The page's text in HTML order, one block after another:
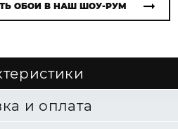
ОБОИ В НАШ ШОУ-РУМ
и оплата